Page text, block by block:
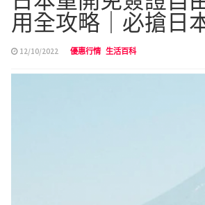
用全攻略｜必搶日
12/10/2022 優惠行情 生活百科